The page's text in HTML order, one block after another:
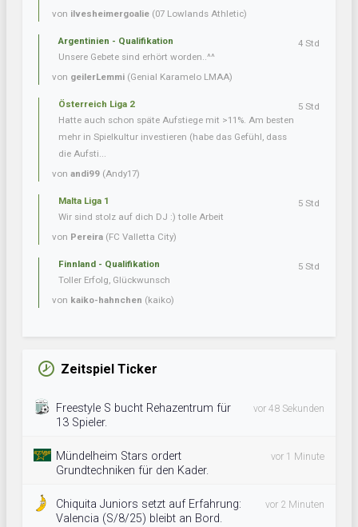
von ilvesheimergoalie (07 Lowlands Athletic)
Argentinien - Qualifikation
Unsere Gebete sind erhört worden..^^
von geilerLemmi (Genial Karamelo LMAA)
4 Std
Österreich Liga 2
Hatte auch schon späte Aufstiege mit >11%. Am besten
mehr in Spielkultur investieren (habe das Gefühl, dass
die Aufsti...
von andi99 (Andy17)
5 Std
Malta Liga 1
Wir sind stolz auf dich DJ :) tolle Arbeit
von Pereira (FC Valletta City)
5 Std
Finnland - Qualifikation
Toller Erfolg, Glückwunsch
von kaiko-hahnchen (kaiko)
5 Std
Zeitspiel Ticker
Freestyle S bucht Rehazentrum für
13 Spieler.
vor 48 Sekunden
Mündelheim Stars ordert
Grundtechniken für den Kader.
vor 1 Minute
Chiquita Juniors setzt auf Erfahrung:
Valencia (S/8/25) bleibt an Bord.
vor 2 Minuten